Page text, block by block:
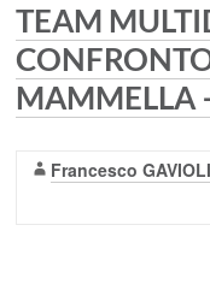
TEAM
MAMMELLA
Francesco GAVIOLI